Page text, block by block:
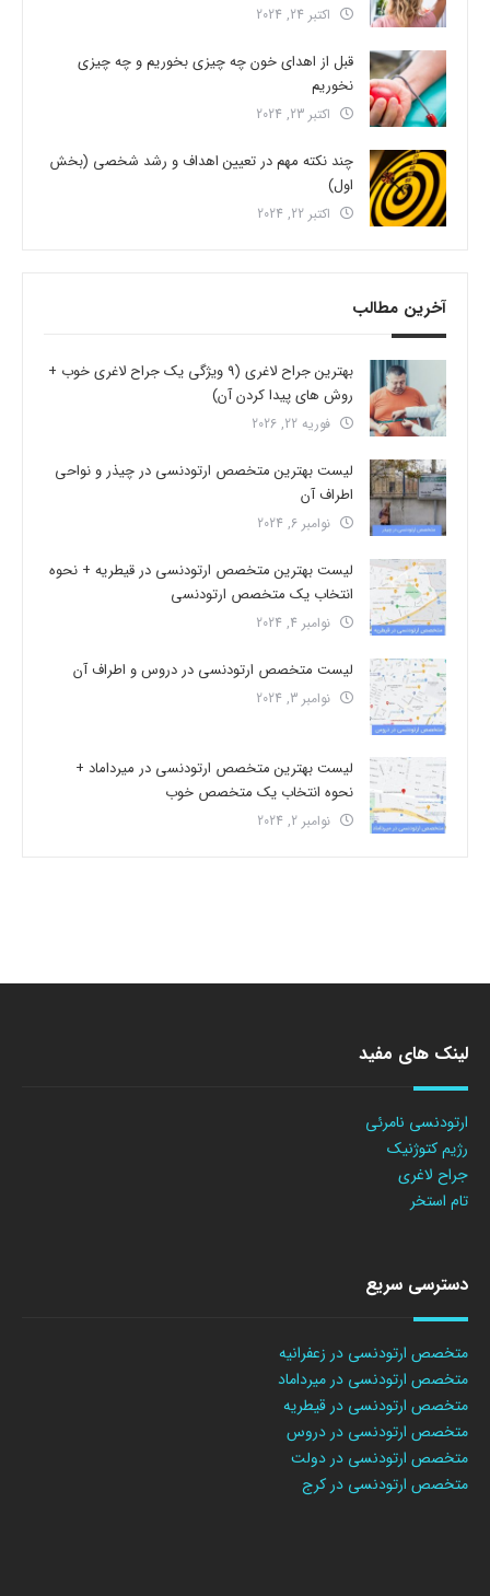
اکتبر 24, 2024
قبل از اهدای خون چه چیزی بخوریم و چه چیزی
نخوریم
اکتبر 23, 2024
چند نکته مهم در تعیین اهداف و رشد شخصی (بخش
اول)
اکتبر 22, 2024
آخرین مطالب
بهترین جراح لاغری (9 ویژگی یک جراح لاغری خوب +
روش های پیدا کردن آن)
فوریه 22, 2026
لیست بهترین متخصص ارتودنسی در چیذر و نواحی
اطراف آن
نوامبر 6, 2024
لیست بهترین متخصص ارتودنسی در قیطریه + نحوه
انتخاب یک متخصص ارتودنسی
نوامبر 4, 2024
لیست متخصص ارتودنسی در دروس و اطراف آن
نوامبر 3, 2024
لیست بهترین متخصص ارتودنسی در میرداماد +
نحوه انتخاب یک متخصص خوب
نوامبر 2, 2024
لینک های مفید
ارتودنسی نامرئی
رژیم کتوژنیک
جراح لاغری
تام استخر
دسترسی سریع
متخصص ارتودنسی در زعفرانیه
متخصص ارتودنسی در میرداماد
متخصص ارتودنسی در قیطریه
متخصص ارتودنسی در دروس
متخصص ارتودنسی در دولت
متخصص ارتودنسی در کرج